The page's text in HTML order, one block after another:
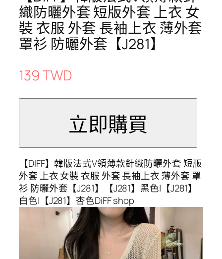
織防曬外套 短版外套 上衣 女
裝 衣服 外套 長袖上衣 薄外套
罩衫 防曬外套【J281】
139 TWD
【DIFF】韓版法式V領薄款針織防曬外套 短版
外套 上衣 女裝 衣服 外套 長袖上衣 薄外套 罩
衫 防曬外套【J281】【J281】黑色|【J281】
白色|【J281】杏色DiFF shop